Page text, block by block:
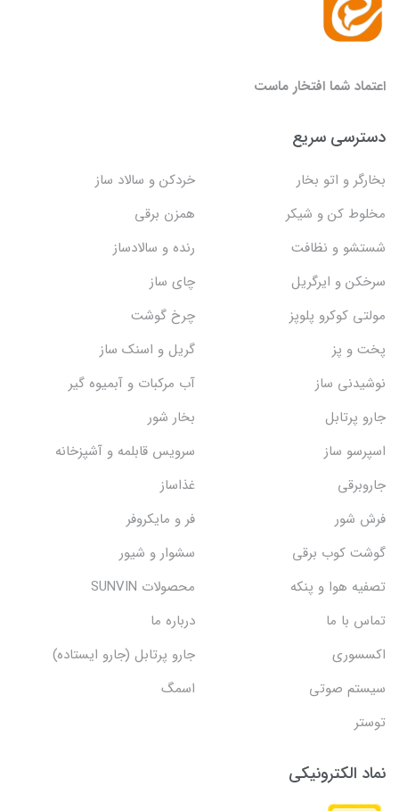
اعتماد شما افتخار ماست
دسترسی سریع
بخارگر و اتو بخار
خردکن و سالاد ساز
مخلوط کن و شیکر
همزن برقی
شستشو و نظافت
رنده و سالادساز
سرخکن و ایرگریل
چای ساز
مولتی کوکرو پلوپز
چرخ گوشت
پخت و پز
گریل و اسنک‌ ساز
نوشیدنی ساز
آب مرکبات و آبمیوه گیر
جارو پرتابل
بخار شور
اسپرسو ساز
سرویس قابلمه و آشپزخانه
جاروبرقی
غذاساز
فرش شور
فر و مایکروفر
گوشت کوب برقی
سشوار و شیور
تصفیه هوا و پنکه
محصولات SUNVIN
تماس با ما
درباره ما
اکسسوری
جارو پرتابل (جارو ایستاده)
سیستم صوتی
اسمگ
توستر
نماد الکترونیکی